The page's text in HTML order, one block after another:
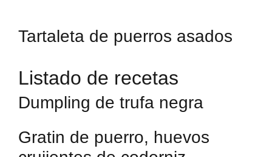
Tartaleta de puerros asados
Listado de recetas
Dumpling de trufa negra
Gratin de puerro, huevos